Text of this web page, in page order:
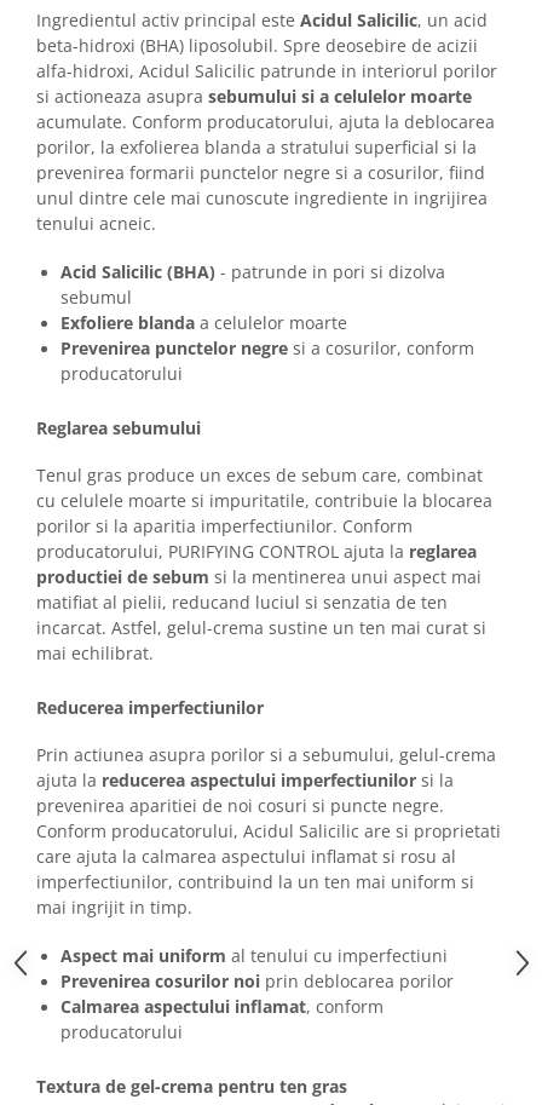
Ingredientul activ principal este Acidul Salicilic, un acid
beta-hidroxi (BHA) liposolubil. Spre deosebire de acizii
alfa-hidroxi, Acidul Salicilic patrunde in interiorul porilor
si actioneaza asupra sebumului si a celulelor moarte
acumulate. Conform producatorului, ajuta la deblocarea
porilor, la exfolierea blanda a stratului superficial si la
prevenirea formarii punctelor negre si a cosurilor, fiind
unul dintre cele mai cunoscute ingrediente in ingrijirea
tenului acneic.
Acid Salicilic (BHA) - patrunde in pori si dizolva
sebumul
Exfoliere blanda a celulelor moarte
Prevenirea punctelor negre si a cosurilor, conform
producatorului
Reglarea sebumului
Tenul gras produce un exces de sebum care, combinat
cu celulele moarte si impuritatile, contribuie la blocarea
porilor si la aparitia imperfectiunilor. Conform
producatorului, PURIFYING CONTROL ajuta la reglarea
productiei de sebum si la mentinerea unui aspect mai
matifiat al pielii, reducand luciul si senzatia de ten
incarcat. Astfel, gelul-crema sustine un ten mai curat si
mai echilibrat.
Reducerea imperfectiunilor
Prin actiunea asupra porilor si a sebumului, gelul-crema
ajuta la reducerea aspectului imperfectiunilor si la
prevenirea aparitiei de noi cosuri si puncte negre.
Conform producatorului, Acidul Salicilic are si proprietati
care ajuta la calmarea aspectului inflamat si rosu al
imperfectiunilor, contribuind la un ten mai uniform si
mai ingrijit in timp.
Aspect mai uniform al tenului cu imperfectiuni
Prevenirea cosurilor noi prin deblocarea porilor
Calmarea aspectului inflamat, conform
producatorului
Textura de gel-crema pentru ten gras